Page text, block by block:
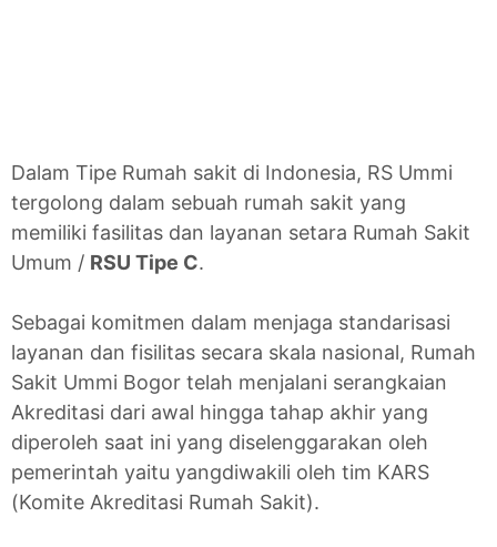
Dalam Tipe Rumah sakit di Indonesia, RS Ummi
tergolong dalam sebuah rumah sakit yang
memiliki fasilitas dan layanan setara Rumah Sakit
Umum / RSU Tipe C.
Sebagai komitmen dalam menjaga standarisasi
layanan dan fisilitas secara skala nasional, Rumah
Sakit Ummi Bogor telah menjalani serangkaian
Akreditasi dari awal hingga tahap akhir yang
diperoleh saat ini yang diselenggarakan oleh
pemerintah yaitu yangdiwakili oleh tim KARS
(Komite Akreditasi Rumah Sakit).